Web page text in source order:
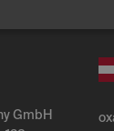
GmbH